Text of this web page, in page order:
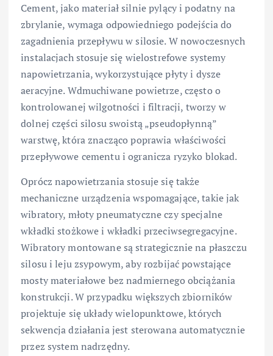
Cement, jako materiał silnie pylący i podatny na
zbrylanie, wymaga odpowiedniego podejścia do
zagadnienia przepływu w silosie. W nowoczesnych
instalacjach stosuje się wielostrefowe systemy
napowietrzania, wykorzystujące płyty i dysze
aeracyjne. Wdmuchiwane powietrze, często o
kontrolowanej wilgotności i filtracji, tworzy w
dolnej części silosu swoistą „pseudopłynną”
warstwę, która znacząco poprawia właściwości
przepływowe cementu i ogranicza ryzyko blokad.
Oprócz napowietrzania stosuje się także
mechaniczne urządzenia wspomagające, takie jak
wibratory, młoty pneumatyczne czy specjalne
wkładki stożkowe i wkładki przeciwsegregacyjne.
Wibratory montowane są strategicznie na płaszczu
silosu i leju zsypowym, aby rozbijać powstające
mosty materiałowe bez nadmiernego obciążania
konstrukcji. W przypadku większych zbiorników
projektuje się układy wielopunktowe, których
sekwencja działania jest sterowana automatycznie
przez system nadrzędny.